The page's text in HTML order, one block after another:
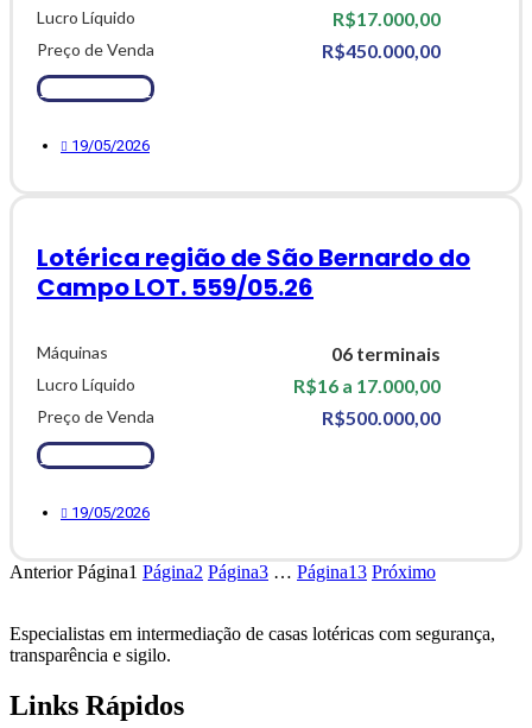
Lucro Líquido R$17.000,00
Preço de Venda R$450.000,00
Ver Detalhes
19/05/2026
Lotérica região de São Bernardo do
Campo LOT. 559/05.26
Máquinas 06 terminais
Lucro Líquido R$16 a 17.000,00
Preço de Venda R$500.000,00
Ver Detalhes
19/05/2026
Anterior Página1 Página2 Página3 … Página13 Próximo
Especialistas em intermediação de casas lotéricas com segurança,
transparência e sigilo.
Links Rápidos